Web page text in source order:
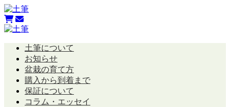
土筆について
お知らせ
盆栽の育て方
購入から到着まで
保証について
コラム・エッセイ